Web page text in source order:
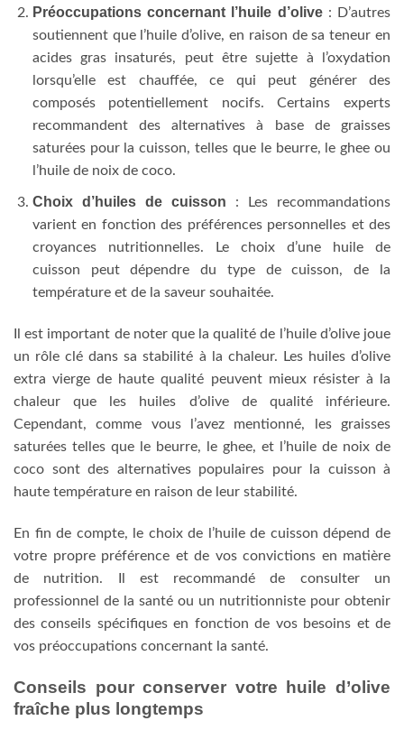
Préoccupations concernant l’huile d’olive: D’autres
soutiennent que l’huile d’olive, en raison de sa teneur en
acides gras insaturés, peut être sujette à l’oxydation
lorsqu’elle est chauffée, ce qui peut générer des
composés potentiellement nocifs. Certains experts
recommandent des alternatives à base de graisses
saturées pour la cuisson, telles que le beurre, le ghee ou
l’huile de noix de coco.
Choix d’huiles de cuisson : Les recommandations
varient en fonction des préférences personnelles et des
croyances nutritionnelles. Le choix d’une huile de
cuisson peut dépendre du type de cuisson, de la
température et de la saveur souhaitée.
Il est important de noter que la qualité de l’huile d’olive joue
un rôle clé dans sa stabilité à la chaleur. Les huiles d’olive
extra vierge de haute qualité peuvent mieux résister à la
chaleur que les huiles d’olive de qualité inférieure.
Cependant, comme vous l’avez mentionné, les graisses
saturées telles que le beurre, le ghee, et l’huile de noix de
coco sont des alternatives populaires pour la cuisson à
haute température en raison de leur stabilité.
En fin de compte, le choix de l’huile de cuisson dépend de
votre propre préférence et de vos convictions en matière
de nutrition. Il est recommandé de consulter un
professionnel de la santé ou un nutritionniste pour obtenir
des conseils spécifiques en fonction de vos besoins et de
vos préoccupations concernant la santé.
Conseils pour conserver votre huile d’olive
fraîche plus longtemps